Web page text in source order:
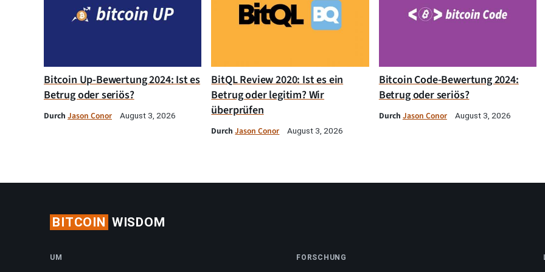
Bitcoin Up-Bewertung 2024: Ist es
Betrug oder seriös?
Durch Jason Conor August 3, 2026
BitQL Review 2020: Ist es ein
Betrug oder legitim? Wir
überprüfen
DurchJason Conor August 3, 2026
Bitcoin Code-Bewertung 2024:
Betrug oder seriös?
Durch Jason Conor August 3, 2026
BITCOIN WISDOM
UM FORSCHUNG